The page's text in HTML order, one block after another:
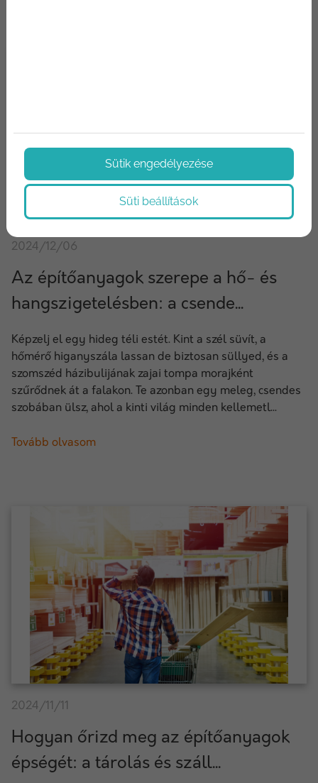
2024/12/06
Az építőanyagok szerepe a hő- és
hangszigetelésben: a csende...
Képzelj el egy hideg téli estét. Kint a szél süvít, a
hőmérő higanyszála lassan de biztosan süllyed, és a
szomszéd házibulijának zajai tompa morajként
szűrődnek át a falakon. Te azonban egy meleg, csendes
szobában ülsz, ahol a kinti világ minden kellemetl...
Tovább olvasom
2024/11/11
Hogyan őrizd meg az építőanyagok
épségét: a tárolás és száll...
Sütik engedélyezése
Süti beállítások